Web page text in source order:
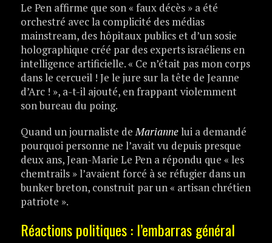
Le Pen affirme que son « faux décès » a été
orchestré avec la complicité des médias
mainstream, des hôpitaux publics et d’un sosie
holographique créé par des experts israéliens en
intelligence artificielle. « Ce n’était pas mon corps
dans le cercueil ! Je le jure sur la tête de Jeanne
d’Arc ! », a-t-il ajouté, en frappant violemment
son bureau du poing.
Quand un journaliste deMariannelui a demandé
pourquoi personne ne l’avait vu depuis presque
deux ans, Jean-Marie Le Pen a répondu que « les
chemtrails » l’avaient forcé à se réfugier dans un
bunker breton, construit par un « artisan chrétien
patriote ».
Réactions politiques : l’embarras général